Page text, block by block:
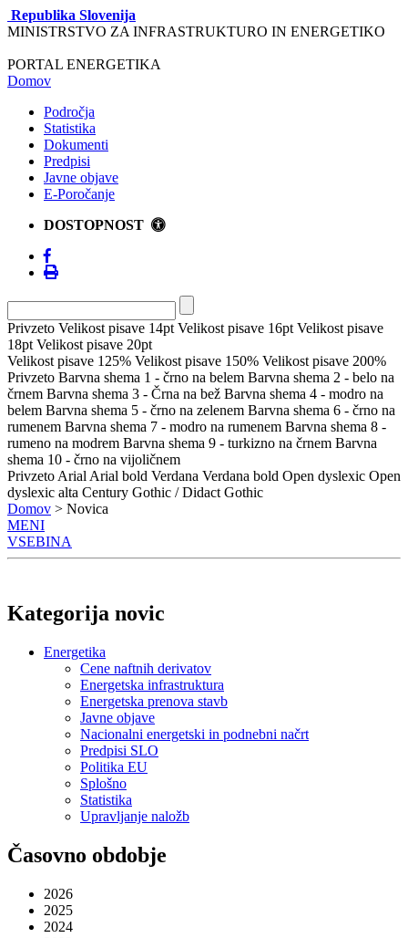
Republika Slovenija
MINISTRSTVO ZA INFRASTRUKTURO IN ENERGETIKO
PORTAL ENERGETIKA
Domov
Področja
Statistika
Dokumenti
Predpisi
Javne objave
E-Poročanje
DOSTOPNOST
Privzeto Velikost pisave 14pt Velikost pisave 16pt Velikost pisave
18pt Velikost pisave 20pt
Velikost pisave 125% Velikost pisave 150% Velikost pisave 200%
Privzeto Barvna shema 1 - črno na belem Barvna shema 2 - belo na
črnem Barvna shema 3 - Črna na bež Barvna shema 4 - modro na
belem Barvna shema 5 - črno na zelenem Barvna shema 6 - črno na
rumenem Barvna shema 7 - modro na rumenem Barvna shema 8 -
rumeno na modrem Barvna shema 9 - turkizno na črnem Barvna
shema 10 - črno na vijoličnem
Privzeto Arial Arial bold Verdana Verdana bold Open dyslexic Open
dyslexic alta Century Gothic / Didact Gothic
Domov > Novica
MENI
VSEBINA
Kategorija novic
Energetika
Cene naftnih derivatov
Energetska infrastruktura
Energetska prenova stavb
Javne objave
Nacionalni energetski in podnebni načrt
Predpisi SLO
Politika EU
Splošno
Statistika
Upravljanje naložb
Časovno obdobje
2026
2025
2024